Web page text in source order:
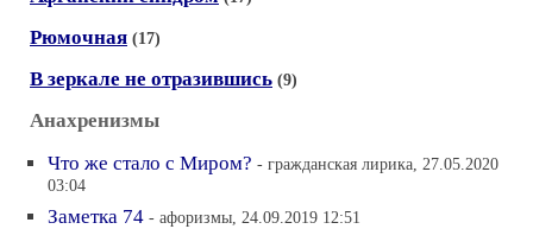
Рюмочная (17)
В зеркале не отразившись (9)
Анахренизмы
Что же стало с Миром? - гражданская лирика, 27.05.2020
03:04
Заметка 74 - афоризмы, 24.09.2019 12:51